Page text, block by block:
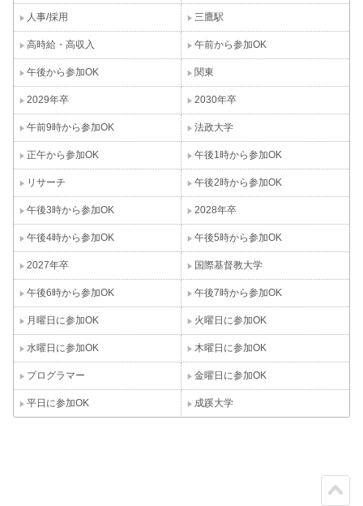
人事/採用 三鷹駅
高時給・高収入 午前から参加OK
午後から参加OK 関東
2029年卒 2030年卒
午前9時から参加OK 法政大学
正午から参加OK 午後1時から参加OK
リサーチ 午後2時から参加OK
午後3時から参加OK 2028年卒
午後4時から参加OK 午後5時から参加OK
2027年卒 国際基督教大学
午後6時から参加OK 午後7時から参加OK
月曜日に参加OK 火曜日に参加OK
水曜日に参加OK 木曜日に参加OK
プログラマー 金曜日に参加OK
平日に参加OK 成蹊大学